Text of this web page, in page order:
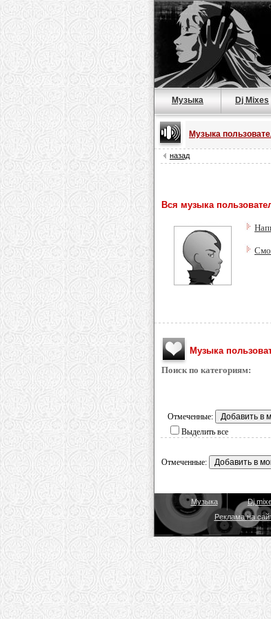
Музыка Dj Mixes
Музыка
назад
Вся музыка
Музыка
Поиск по категориям:
Отмеченные:
Выделить все
Отмеченные:
Музыка Dj
Реклама на